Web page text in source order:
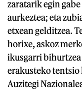
zaratarik egin
aurkeztea; eta
etxean gelditzea.
horixe, askoz
ikusgarri bihurtzea
erakusteko tentsio
Auzitegi